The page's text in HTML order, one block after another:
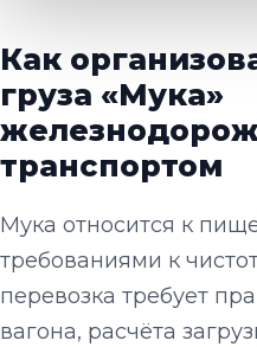
Как
груза «Мука»
транспортом
Мука относится к
требованиями к
перевозка требует
вагона, расчёта